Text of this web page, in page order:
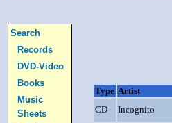
Search
Records
DVD-Video
Books
Music
Sheets
Type Artist
CD
Incognito